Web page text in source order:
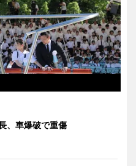
、車爆破で重傷